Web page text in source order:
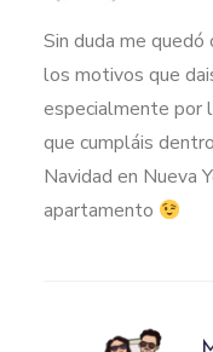
Sin duda me
los motivos que
especialmente por
que cumpláis
Navidad en Nueva
apartamento